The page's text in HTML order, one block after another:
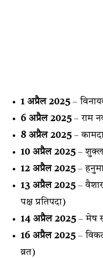
1 अप्रैल 2025 –
6 अप्रैल 2025 – राम
8 अप्रैल 2025 –
10 अप्रैल 2025 – शुक्ल
12 अप्रैल 2025 –
13 अप्रैल 2025 –
पक्ष प्रतिपदा)
14 अप्रैल 2025 – मेष
16 अप्रैल 2025 –
व्रत)